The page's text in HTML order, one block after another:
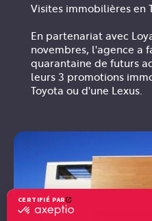
CERTIFIÉ PAR
certifié
Visites immobilières en
En partenariat avec
novembres, l'agence a
quarantaine de futurs
leurs 3 promotions
Toyota ou d'une Lexus.